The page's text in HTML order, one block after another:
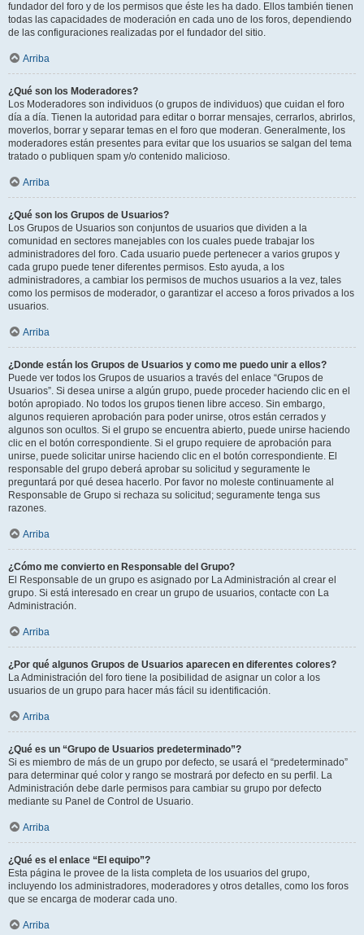
fundador del foro y de los permisos que éste les ha dado. Ellos también tienen
todas las capacidades de moderación en cada uno de los foros, dependiendo
de las configuraciones realizadas por el fundador del sitio.
Arriba
¿Qué son los Moderadores?
Los Moderadores son individuos (o grupos de individuos) que cuidan el foro
día a día. Tienen la autoridad para editar o borrar mensajes, cerrarlos, abrirlos,
moverlos, borrar y separar temas en el foro que moderan. Generalmente, los
moderadores están presentes para evitar que los usuarios se salgan del tema
tratado o publiquen spam y/o contenido malicioso.
Arriba
¿Qué son los Grupos de Usuarios?
Los Grupos de Usuarios son conjuntos de usuarios que dividen a la
comunidad en sectores manejables con los cuales puede trabajar los
administradores del foro. Cada usuario puede pertenecer a varios grupos y
cada grupo puede tener diferentes permisos. Esto ayuda, a los
administradores, a cambiar los permisos de muchos usuarios a la vez, tales
como los permisos de moderador, o garantizar el acceso a foros privados a los
usuarios.
Arriba
¿Donde están los Grupos de Usuarios y como me puedo unir a ellos?
Puede ver todos los Grupos de usuarios a través del enlace “Grupos de
Usuarios”. Si desea unirse a algún grupo, puede proceder haciendo clic en el
botón apropiado. No todos los grupos tienen libre acceso. Sin embargo,
algunos requieren aprobación para poder unirse, otros están cerrados y
algunos son ocultos. Si el grupo se encuentra abierto, puede unirse haciendo
clic en el botón correspondiente. Si el grupo requiere de aprobación para
unirse, puede solicitar unirse haciendo clic en el botón correspondiente. El
responsable del grupo deberá aprobar su solicitud y seguramente le
preguntará por qué desea hacerlo. Por favor no moleste continuamente al
Responsable de Grupo si rechaza su solicitud; seguramente tenga sus
razones.
Arriba
¿Cómo me convierto en Responsable del Grupo?
El Responsable de un grupo es asignado por La Administración al crear el
grupo. Si está interesado en crear un grupo de usuarios, contacte con La
Administración.
Arriba
¿Por qué algunos Grupos de Usuarios aparecen en diferentes colores?
La Administración del foro tiene la posibilidad de asignar un color a los
usuarios de un grupo para hacer más fácil su identificación.
Arriba
¿Qué es un “Grupo de Usuarios predeterminado”?
Si es miembro de más de un grupo por defecto, se usará el “predeterminado”
para determinar qué color y rango se mostrará por defecto en su perfil. La
Administración debe darle permisos para cambiar su grupo por defecto
mediante su Panel de Control de Usuario.
Arriba
¿Qué es el enlace “El equipo”?
Esta página le provee de la lista completa de los usuarios del grupo,
incluyendo los administradores, moderadores y otros detalles, como los foros
que se encarga de moderar cada uno.
Arriba